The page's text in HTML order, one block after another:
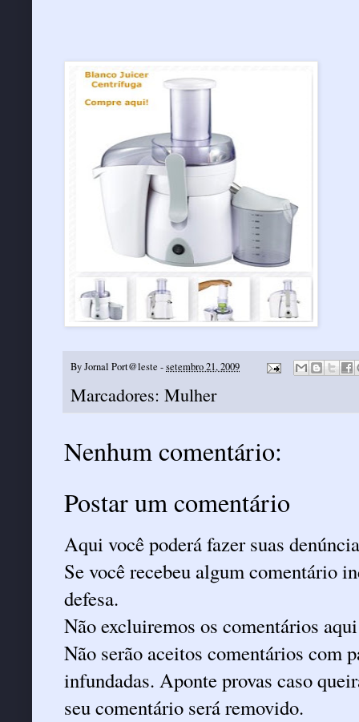
ByJornal Port@leste -setembro 21, 2009
Marcadores: Mulher
Nenhum comentário:
Postar um comentário
Aqui você poderá fazer suas
Se você recebeu algum comentário
defesa.
Não excluiremos os comentários
Não serão aceitos comentários com
infundadas. Aponte provas caso
seu comentário será removido.